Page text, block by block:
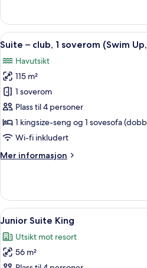
Suite
Double
Åpne
alle
bildene
av
Suite
–
club,
1
(Swim
8
Suite – club, 1 soverom (Swim
Havutsikt
115 m²
1 soverom
Plass til 4 personer
1 kingsize-seng og 1 sovesofa
Wi-fi inkludert
Mer informasjon
Mer
–
club,
1
(Swim
Up,
Åpne
alle
bildene
av
4
Junior Suite King
Utsikt mot resort
56 m²